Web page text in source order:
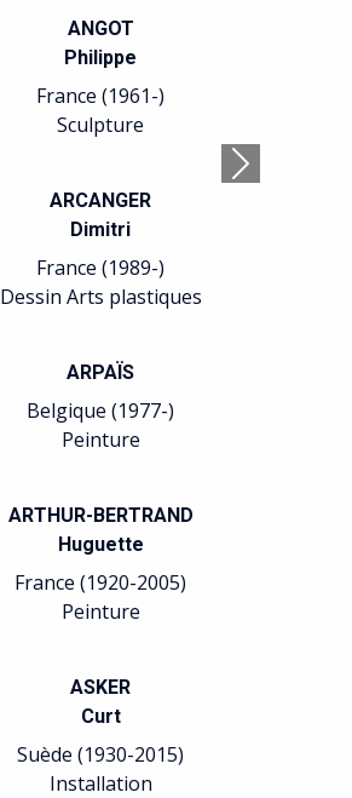
ANGOT
Philippe
France (1961-)
Sculpture
ARCANGER
Dimitri
France (1989-)
Dessin Arts plastiques
ARPAÏS
Belgique (1977-)
Peinture
ARTHUR-BERTRAND
Huguette
France (1920-2005)
Peinture
ASKER
Curt
Suède (1930-2015)
Installation
Suivant